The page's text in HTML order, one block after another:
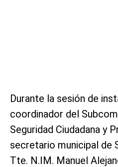
Durante la sesión de
coordinador del
Seguridad Ciudadana y
secretario municipal de
Tte. N.IM. Manuel